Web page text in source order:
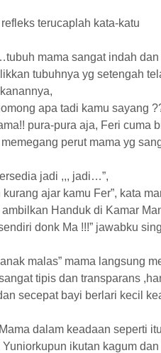
terucaplah kata-katu
mama sangat indah
tubuhnya yg setengah
apa tadi kamu sayang
pura-pura aja, Feri cuma
perut mama yg
jadi ,,, jadi…”,
kurang ajar kamu Fer”, kata
ambilkan Handuk di Kamar
donk Ma !!!” jawabku
anak malas” mama langsung
tipis dan transparans
secepat bayi berlari kecil
dalam keadaan seperti
Yuniorkupun ikutan kagum